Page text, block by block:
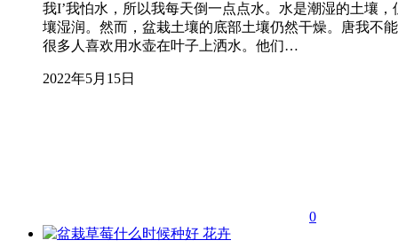
我I’我怕水，所以我每天倒一点点水。水是潮湿的土壤
壤湿润。然而，盆栽土壤的底部土壤仍然干燥。唐我不
很多人喜欢用水壶在叶子上洒水。他们…
2022年5月15日
0
花卉